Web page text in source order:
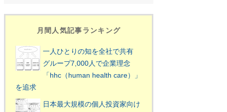
月間人気記事ランキング
一人ひとりの知を全社で共有
グループ7,000人で企業理念
「hhc（human health care）」
を追求
日本最大規模の個人投資家向け